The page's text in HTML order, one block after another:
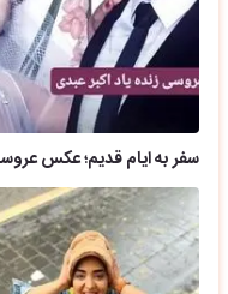
سفر به ایام قدیم؛ عکس عروسی